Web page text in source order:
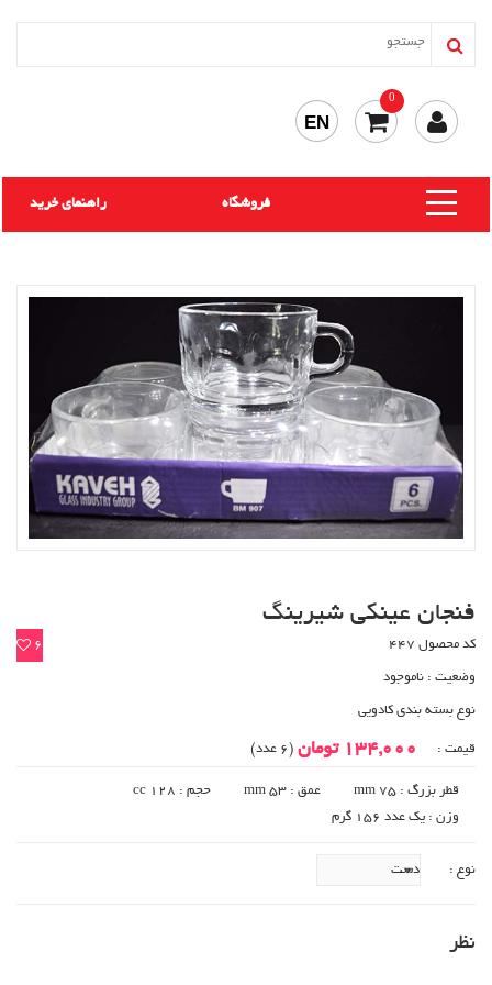
0
EN
راهنمای خرید فروشگاه
فنجان عینکی شیرینگ
6 کد محصول 447
وضعیت : ناموجود
نوع بسته بندی کادویی
قیمت : 134,000 تومان (6 عدد)
قطر بزرگ : 75 mm عمق : 53 mm
حجم : 128 cc
وزن : یک عدد 156 گرم
نوع :
نظر